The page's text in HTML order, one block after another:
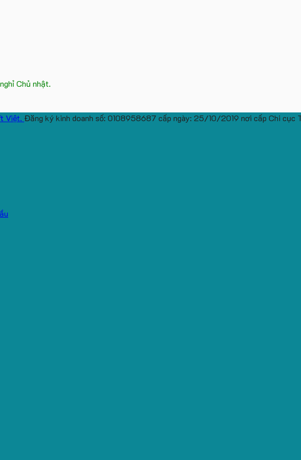
Chủ nhật.
Việt. Đăng ký kinh doanh số: 0108958687 cấp ngày: 25/10/2019 nơi cấp Chi cục